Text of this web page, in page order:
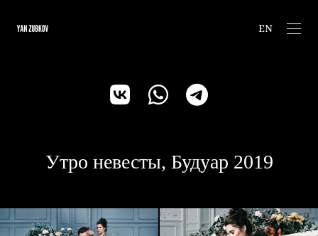
EN
Утро невесты, Будуар 2019